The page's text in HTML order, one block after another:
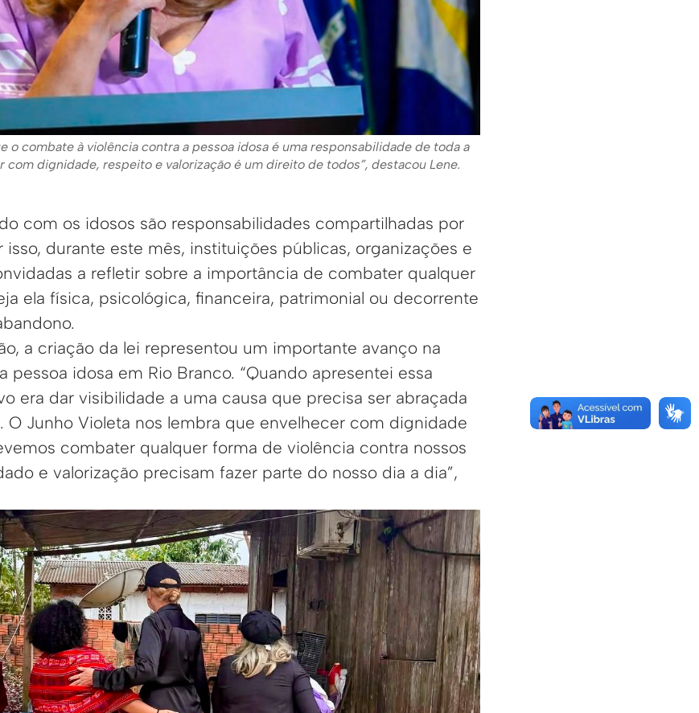
o combate à violência contra a pessoa idosa é uma responsabilidade de toda a
com dignidade, respeito e valorização é um direito de todos”, destacou Lene.
com os idosos são responsabilidades compartilhadas por
isso, durante este mês, instituições públicas, organizações e
a refletir sobre a importância de combater qualquer
ela física, psicológica, financeira, patrimonial ou decorrente
a criação da lei representou um importante avanço na
pessoa idosa em Rio Branco. “Quando apresentei essa
era dar visibilidade a uma causa que precisa ser abraçada
O Junho Violeta nos lembra que envelhecer com dignidade
combater qualquer forma de violência contra nossos
e valorização precisam fazer parte do nosso dia a dia”,